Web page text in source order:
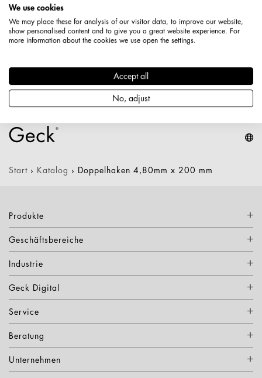
Artikelnummer Gewicht Länge
0,087 kg
Start › Katalog › Doppelhaken 4,80mm x 200 mm
Produkte
Geschäftsbereiche
Industrie
Geck Digital
Service
Beratung
Unternehmen
We use cookies
We may place these for analysis of our visitor data, to improve our website,
show personalised content and to give you a great website experience. For
more information about the cookies we use open the settings.
Accept all
No, adjust